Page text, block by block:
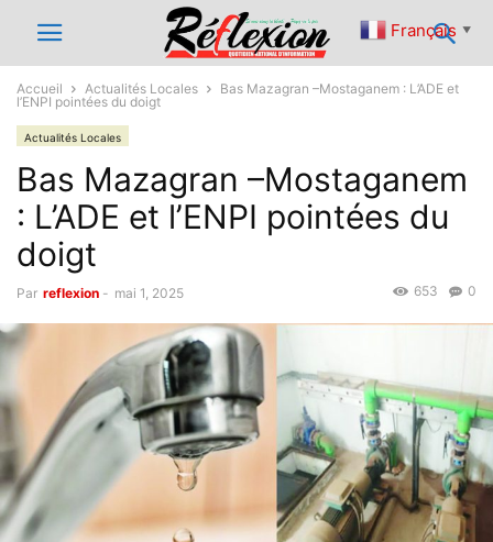
Accueil Actualités Locales
Bas Mazagran –Mostaganem : L’ADE et
l’ENPI pointées du doigt
Actualités Locales
Bas Mazagran –Mostaganem
: L’ADE et l’ENPI pointées du
doigt
Par reflexion - mai 1, 2025 0
653
Français ▼